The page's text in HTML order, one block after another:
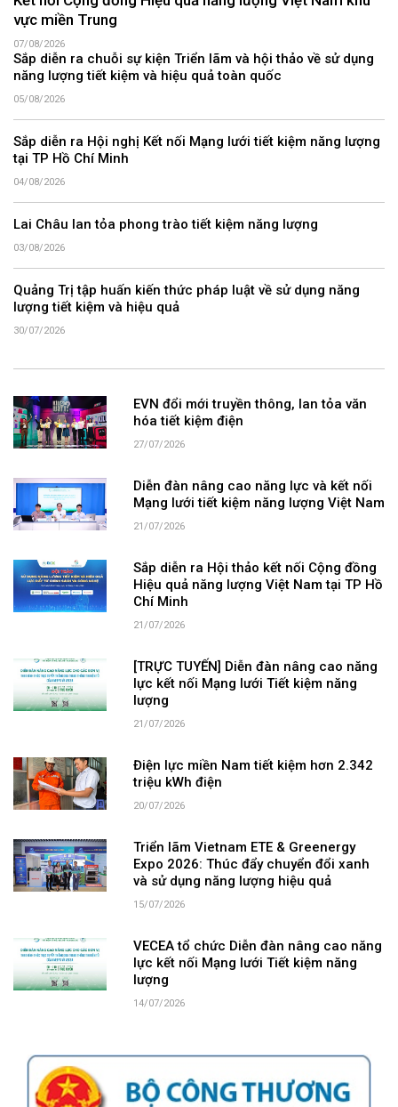
vực miền Trung
07/08/2026
Sắp diễn ra chuỗi sự kiện Triển lãm và hội thảo về sử dụng
năng lượng tiết kiệm và hiệu quả toàn quốc
05/08/2026
Sắp diễn ra Hội nghị Kết nối Mạng lưới tiết kiệm năng lượng
tại TP Hồ Chí Minh
04/08/2026
Lai Châu lan tỏa phong trào tiết kiệm năng lượng
03/08/2026
Quảng Trị tập huấn kiến thức pháp luật về sử dụng năng
lượng tiết kiệm và hiệu quả
30/07/2026
EVN đổi mới truyền thông, lan tỏa văn
hóa tiết kiệm điện
27/07/2026
Diễn đàn nâng cao năng lực và kết nối
Mạng lưới tiết kiệm năng lượng Việt Nam
21/07/2026
Sắp diễn ra Hội thảo kết nối Cộng đồng
Hiệu quả năng lượng Việt Nam tại TP Hồ
Chí Minh
21/07/2026
[TRỰC TUYẾN] Diễn đàn nâng cao năng
lực kết nối Mạng lưới Tiết kiệm năng
lượng
21/07/2026
Điện lực miền Nam tiết kiệm hơn 2.342
triệu kWh điện
20/07/2026
Triển lãm Vietnam ETE & Greenergy
Expo 2026: Thúc đẩy chuyển đổi xanh
và sử dụng năng lượng hiệu quả
15/07/2026
VECEA tổ chức Diễn đàn nâng cao năng
lực kết nối Mạng lưới Tiết kiệm năng
lượng
14/07/2026